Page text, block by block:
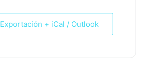
Exportación + iCal / Outlook